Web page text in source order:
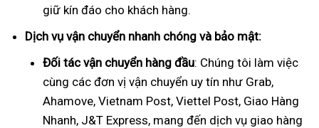
giữ kín đáo cho khách hàng.
Dịch vụ vận chuyển nhanh chóng và bảo mật:
Đối tác vận chuyển hàng đầu: Chúng tôi làm việc
cùng các đơn vị vận chuyển uy tín như Grab,
Ahamove, Vietnam Post, Viettel Post, Giao Hàng
Nhanh, J&T Express, mang đến dịch vụ giao hàng